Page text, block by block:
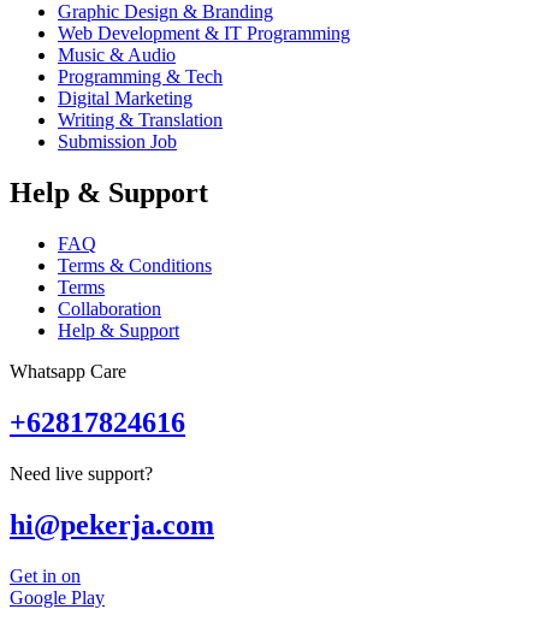
Graphic Design & Branding
Web Development & IT Programming
Music & Audio
Programming & Tech
Digital Marketing
Writing & Translation
Submission Job
Help & Support
FAQ
Terms & Conditions
Terms
Collaboration
Help & Support
Whatsapp Care
+62817824616
Need live support?
hi@pekerja.com
Get in on
Google Play